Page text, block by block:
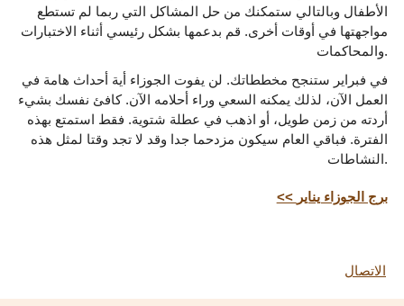
الأطفال وبالتالي ستمكنك من حل المشاكل التي ربما لم تستطع
مواجهتها في أوقات أخرى. قم بدعمها بشكل رئيسي أثناء الاختبارات
والمحاكمات.
في فبراير ستنجح مخططاتك. لن يفوت الجوزاء أية أحداث هامة في
العمل الآن، لذلك يمكنه السعي وراء أحلامه الآن. كافئ نفسك بشيء
أردته من زمن طويل، أو اذهب في عطلة شتوية. فقط استمتع بهذه
الفترة. فباقي العام سيكون مزدحما جدا وقد لا تجد وقتا لمثل هذه
النشاطات.
<< برج الجوزاء يناير
الاتصال